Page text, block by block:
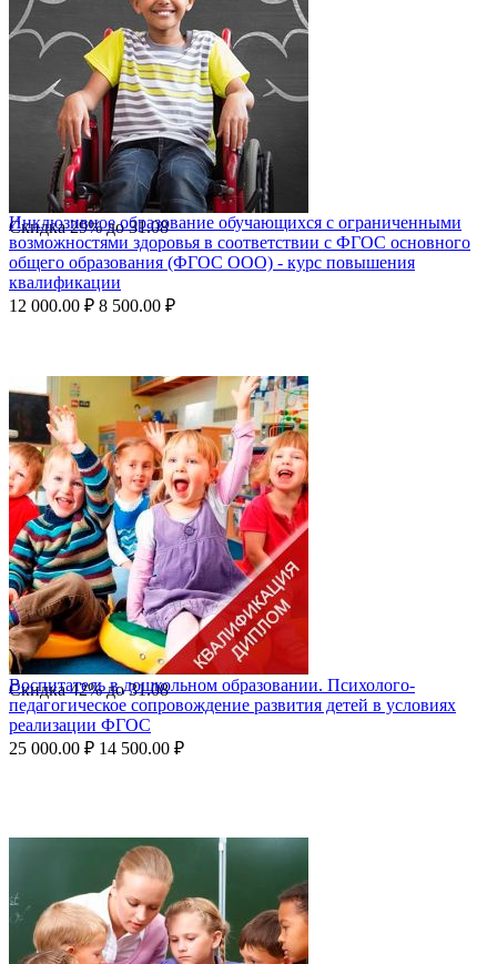
Скидка29%до31.08
Инклюзивное образование обучающихся с ограниченными
возможностями здоровья в соответствии с ФГОС основного
общего образования (ФГОС ООО) - курс повышения
квалификации
12 000.00 ₽ 8 500.00 ₽
Скидка42%до31.08
Воспитатель в дошкольном образовании. Психолого-
педагогическое сопровождение развития детей в условиях
реализации ФГОС
25 000.00 ₽ 14 500.00 ₽